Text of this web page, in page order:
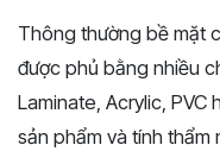
Thông thường bề mặt
được phủ bằng nhiều
Laminate, Acrylic,
sản phẩm và tính thẩm